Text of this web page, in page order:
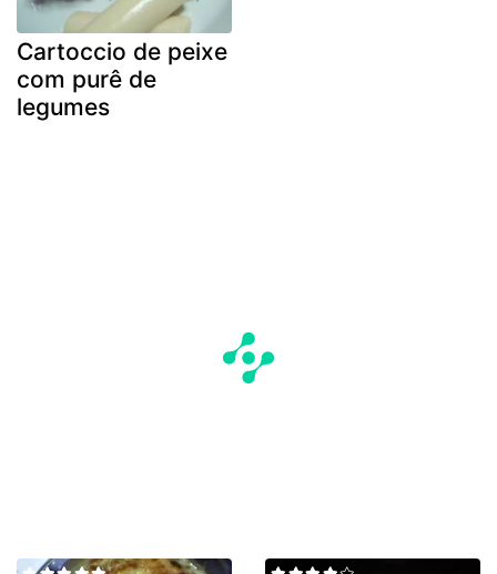
Cartoccio de peixe
com purê de
legumes